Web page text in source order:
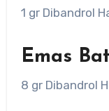
1 gr Dibandrol
Emas
8 gr Dibandrol